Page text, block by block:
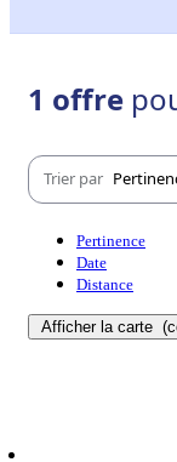
1 offre
Trier par
Pertinence
Date
Distance
Afficher la carte